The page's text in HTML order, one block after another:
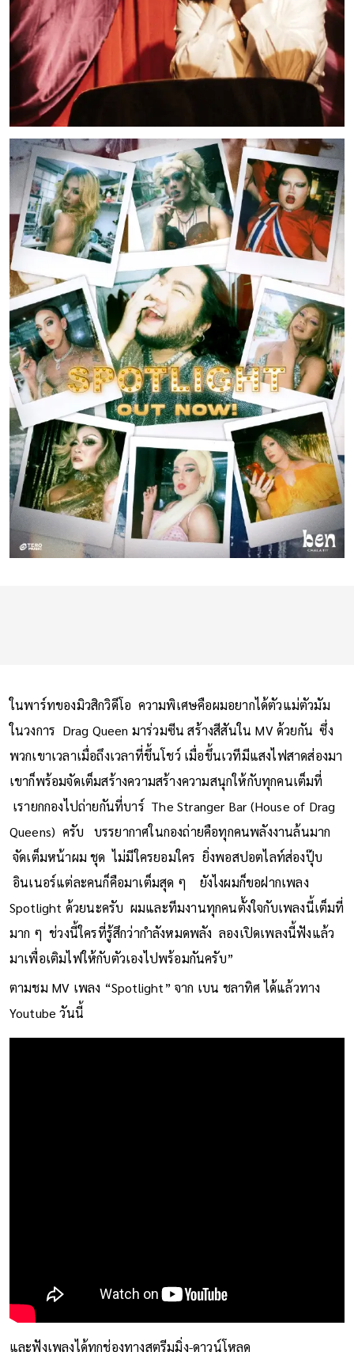
ในพาร์ทของมิวสิกวิดีโอ ความพิเศษคือผมอยากได้ตัวแม่ตัวมัม
ในวงการ Drag Queen มาร่วมซีน สร้างสีสันใน MV ด้วยกัน ซึ่ง
พวกเขาเวลาเมื่อถึงเวลาที่ขึ้นโชว์ เมื่อขึ้นเวทีมีแสงไฟสาดส่องมา
เขาก็พร้อมจัดเต็มสร้างความสร้างความสนุกให้กับทุกคนเต็มที่
เรายกกองไปถ่ายกันที่บาร์ The Stranger Bar (House of Drag
Queens) ครับ บรรยากาศในกองถ่ายคือทุกคนพลังงานล้นมาก
จัดเต็มหน้าผม ชุด ไม่มีใครยอมใคร ยิ่งพอสปอตไลท์ส่องปุ๊บ
อินเนอร์แต่ละคนก็คือมาเต็มสุด ๆ ยังไงผมก็ขอฝากเพลง
Spotlight ด้วยนะครับ ผมและทีมงานทุกคนตั้งใจกับเพลงนี้เต็มที่
มาก ๆ ช่วงนี้ใครที่รู้สึกว่ากำลังหมดพลัง ลองเปิดเพลงนี้ฟังแล้ว
มาเพื่อเติมไฟให้กับตัวเองไปพร้อมกันครับ”
ตามชม MV เพลง “Spotlight” จาก เบน ชลาทิศ ได้แล้วทาง
Youtube วันนี้
และฟังเพลงได้ทุกช่องทางสตรีมมิ่ง-ดาวน์โหลด